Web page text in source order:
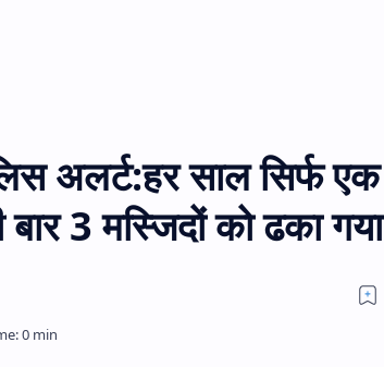
अलर्ट:हर साल सिर्फ एक
3 मस्जिदों को ढका गया